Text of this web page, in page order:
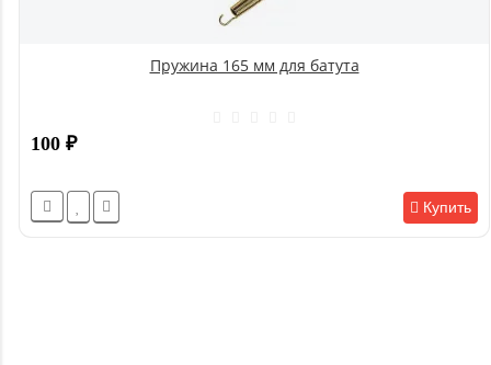
Пружина 165 мм для батута
100 ₽
Купить